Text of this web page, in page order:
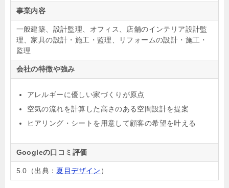
事業内容
一般建築、設計監理、オフィス、店舗のインテリア設計監
理、家具の設計・施工・監理、リフォームの設計・施工・
監理
会社の特徴や強み
アレルギーに優しい家づくりが原点
空気の流れを計算した高さのある空間設計を提案
ヒアリング・シートを用意して顧客の希望を叶える
Googleの口コミ評価
5.0（出典： 夏目デザイン ）